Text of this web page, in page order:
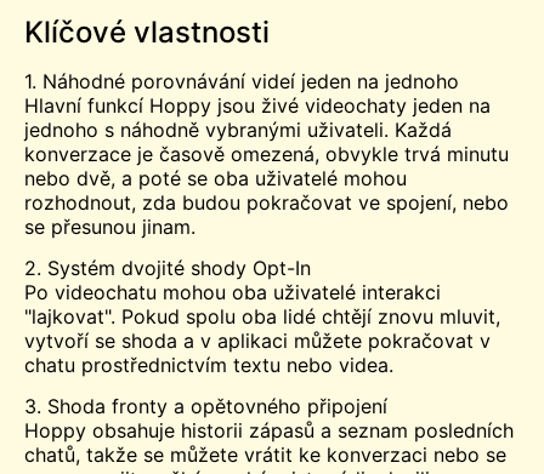
Klíčové vlastnosti
1. Náhodné porovnávání videí jeden na jednoho
Hlavní funkcí Hoppy jsou živé videochaty jeden na
jednoho s náhodně vybranými uživateli. Každá
konverzace je časově omezená, obvykle trvá minutu
nebo dvě, a poté se oba uživatelé mohou
rozhodnout, zda budou pokračovat ve spojení, nebo
se přesunou jinam.
2. Systém dvojité shody Opt-In
Po videochatu mohou oba uživatelé interakci
"lajkovat". Pokud spolu oba lidé chtějí znovu mluvit,
vytvoří se shoda a v aplikaci můžete pokračovat v
chatu prostřednictvím textu nebo videa.
3. Shoda fronty a opětovného připojení
Hoppy obsahuje historii zápasů a seznam posledních
chatů, takže se můžete vrátit ke konverzaci nebo se